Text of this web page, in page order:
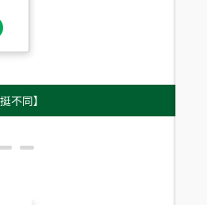
用實力，讓升職免抽號碼牌！最新雇主